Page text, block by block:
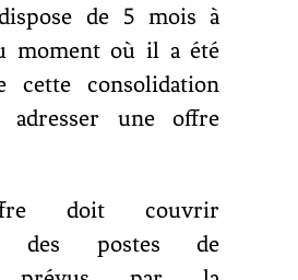
de 5 mois à
moment où il a été
cette consolidation
adresser une offre
doit couvrir
des postes de